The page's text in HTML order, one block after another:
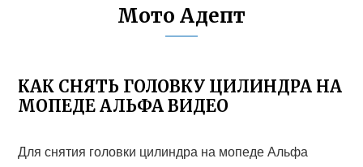
Мото Адепт
КАК СНЯТЬ ГОЛОВКУ ЦИЛИНДРА НА
МОПЕДЕ АЛЬФА ВИДЕО
Для снятия головки цилиндра на мопеде Альфа